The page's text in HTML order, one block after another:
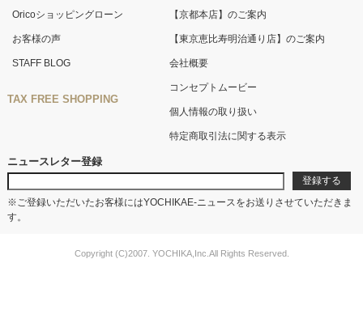
Oricoショッピングローン
お客様の声
STAFF BLOG
TAX FREE SHOPPING
【京都本店】のご案内
【東京恵比寿明治通り店】のご案内
会社概要
コンセプトムービー
個人情報の取り扱い
特定商取引法に関する表示
ニュースレター登録
※ご登録いただいたお客様にはYOCHIKAE-ニュースをお送りさせていただきま
す。
Copyright (C)2007. YOCHIKA,Inc.All Rights Reserved.